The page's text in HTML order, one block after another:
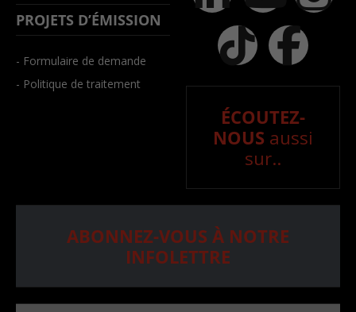
PROJETS D’ÉMISSION
- Formulaire de demande
- Politique de traitement
ÉCOUTEZ-
NOUS aussi
sur..
ABONNEZ-VOUS À NOTRE
INFOLETTRE